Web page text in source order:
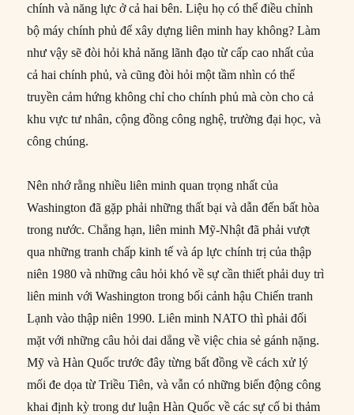
chính và năng lực ở cả hai bên. Liệu họ có thể điều chỉnh
bộ máy chính phủ để xây dựng liên minh hay không? Làm
như vậy sẽ đòi hỏi khả năng lãnh đạo từ cấp cao nhất của
cả hai chính phủ, và cũng đòi hỏi một tầm nhìn có thể
truyền cảm hứng không chỉ cho chính phủ mà còn cho cả
khu vực tư nhân, cộng đồng công nghệ, trường đại học, và
công chúng.
Nên nhớ rằng nhiều liên minh quan trọng nhất của
Washington đã gặp phải những thất bại và dẫn đến bất hòa
trong nước. Chẳng hạn, liên minh Mỹ-Nhật đã phải vượt
qua những tranh chấp kinh tế và áp lực chính trị của thập
niên 1980 và những câu hỏi khó về sự cần thiết phải duy trì
liên minh với Washington trong bối cảnh hậu Chiến tranh
Lạnh vào thập niên 1990. Liên minh NATO thì phải đối
mặt với những câu hỏi dai dẳng về việc chia sẻ gánh nặng.
Mỹ và Hàn Quốc trước đây từng bất đồng về cách xử lý
mối đe dọa từ Triều Tiên, và vẫn có những biến động công
khai định kỳ trong dư luận Hàn Quốc về các sự cố bi thảm